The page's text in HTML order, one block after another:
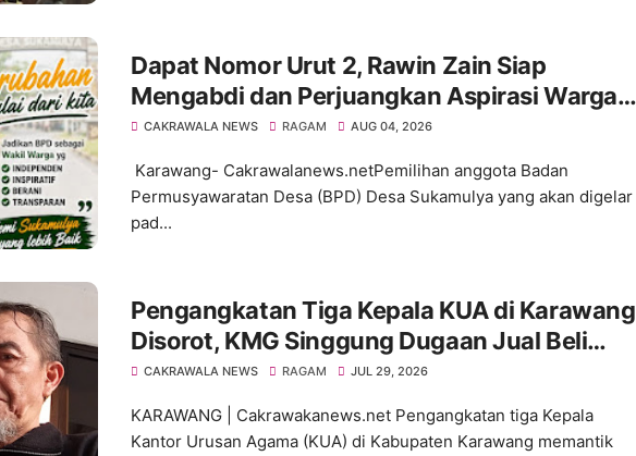
Dapat Nomor Urut 2, Rawin Zain Siap
Mengabdi dan Perjuangkan Aspirasi Warga
pada Pemilihan BPD Desa Sukamulya 2026-
CAKRAWALA NEWS RAGAM AUG 04, 2026
Karawang- Cakrawalanews.netPemilihan anggota Badan
Permusyawaratan Desa (BPD) Desa Sukamulya yang akan digelar
pad...
Pengangkatan Tiga Kepala KUA di Karawang
Disorot, KMG Singgung Dugaan Jual Beli
Jabatan dan Desak Transparansi
CAKRAWALA NEWS RAGAM JUL 29, 2026
KARAWANG | Cakrawakanews.net Pengangkatan tiga Kepala
Kantor Urusan Agama (KUA) di Kabupaten Karawang memantik